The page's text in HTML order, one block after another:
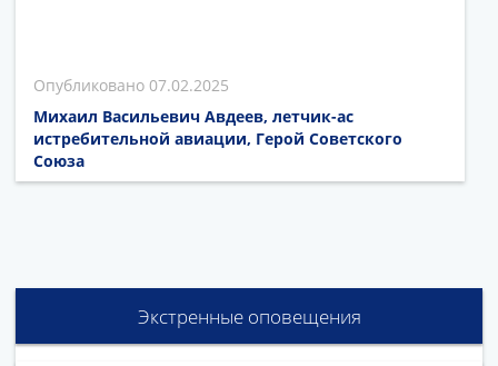
07.02.2025
Михаил Васильевич Авдеев, летчик-ас
истребительной авиации, Герой Советского
Союза
Экстренные оповещения